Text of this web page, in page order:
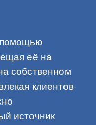
помощью
её на
собственном
клиентов
источник